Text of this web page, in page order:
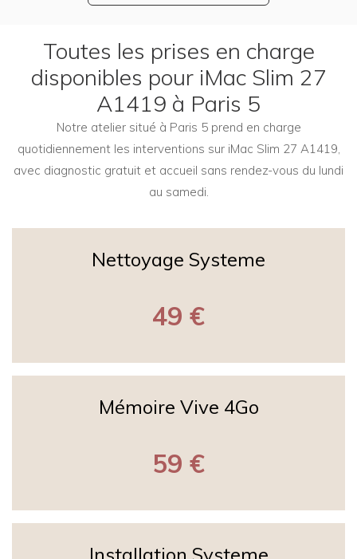
Toutes les prises en charge
disponibles pour iMac Slim 27
A1419 à Paris 5
Notre atelier situé à Paris 5 prend en charge
quotidiennement les interventions sur iMac Slim 27 A1419,
avec diagnostic gratuit et accueil sans rendez-vous du lundi
au samedi.
Nettoyage Systeme
49 €
Mémoire Vive 4Go
59 €
Installation Systeme